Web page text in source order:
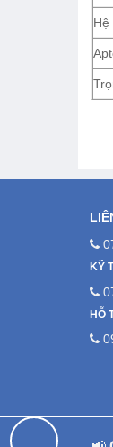
Hệ
KỸ
HỖ